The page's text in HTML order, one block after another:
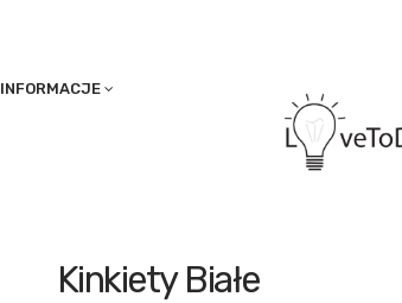
INFORMACJE
Kinkiety Białe